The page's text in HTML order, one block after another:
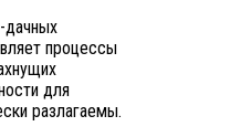
дачных
процессы
для
разлагаемы.